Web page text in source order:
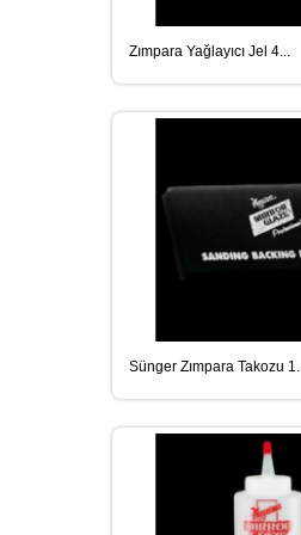
MEGUIARS CAR
SIKAGARD ARAÇ
SIKAFLEX
Zımpara Yağlayıcı Jel 4...
Sünger Zımpara Takozu